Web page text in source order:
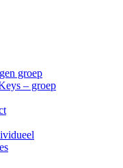
groep
– groep